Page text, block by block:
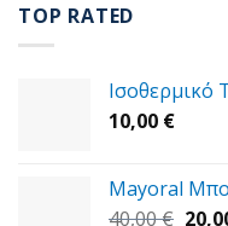
TOP RATED
Ισοθερμικό
10,00 €
Mayoral
40,00€